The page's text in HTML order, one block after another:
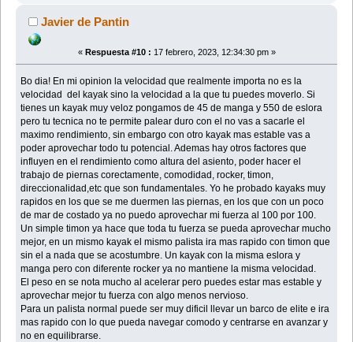
Javier de Pantin
« Respuesta #10 : 17 febrero, 2023, 12:34:30 pm »
Bo dia! En mi opinion la velocidad que realmente importa no es la
velocidad del kayak sino la velocidad a la que tu puedes moverlo. Si
tienes un kayak muy veloz pongamos de 45 de manga y 550 de eslora
pero tu tecnica no te permite palear duro con el no vas a sacarle el
maximo rendimiento, sin embargo con otro kayak mas estable vas a
poder aprovechar todo tu potencial. Ademas hay otros factores que
influyen en el rendimiento como altura del asiento, poder hacer el
trabajo de piernas corectamente, comodidad, rocker, timon,
direccionalidad,etc que son fundamentales. Yo he probado kayaks muy
rapidos en los que se me duermen las piernas, en los que con un poco
de mar de costado ya no puedo aprovechar mi fuerza al 100 por 100.
Un simple timon ya hace que toda tu fuerza se pueda aprovechar mucho
mejor, en un mismo kayak el mismo palista ira mas rapido con timon que
sin el a nada que se acostumbre. Un kayak con la misma eslora y
manga pero con diferente rocker ya no mantiene la misma velocidad.
El peso en se nota mucho al acelerar pero puedes estar mas estable y
aprovechar mejor tu fuerza con algo menos nervioso.
Para un palista normal puede ser muy dificil llevar un barco de elite e ira
mas rapido con lo que pueda navegar comodo y centrarse en avanzar y
no en equilibrarse.